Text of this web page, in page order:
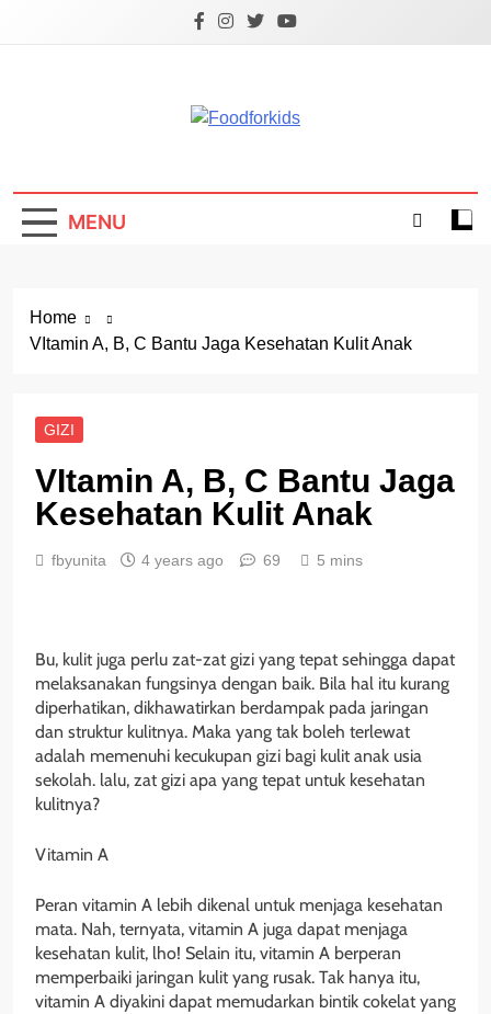
MENU
Home
VItamin A, B, C Bantu Jaga Kesehatan Kulit Anak
GIZI
VItamin A, B, C Bantu Jaga
Kesehatan Kulit Anak
fbyunita 4 years ago 69 5 mins
Bu, kulit juga perlu zat-zat gizi yang tepat sehingga dapat
melaksanakan fungsinya dengan baik. Bila hal itu kurang
diperhatikan, dikhawatirkan berdampak pada jaringan
dan struktur kulitnya. Maka yang tak boleh terlewat
adalah memenuhi kecukupan gizi bagi kulit anak usia
sekolah. lalu, zat gizi apa yang tepat untuk kesehatan
kulitnya?
Vitamin A
Peran vitamin A lebih dikenal untuk menjaga kesehatan
mata. Nah, ternyata, vitamin A juga dapat menjaga
kesehatan kulit, lho! Selain itu, vitamin A berperan
memperbaiki jaringan kulit yang rusak. Tak hanya itu,
vitamin A diyakini dapat memudarkan bintik cokelat yang